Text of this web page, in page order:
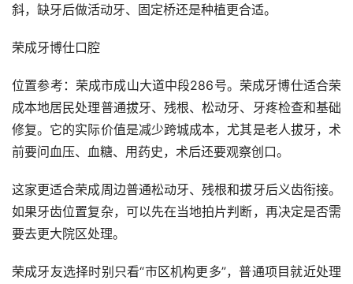
斜，缺牙后做活动牙、固定桥还是种植更合适。
荣成牙博仕口腔
位置参考：荣成市成山大道中段286号。荣成牙博仕适合荣
成本地居民处理普通拔牙、残根、松动牙、牙疼检查和基础
修复。它的实际价值是减少跨城成本，尤其是老人拔牙，术
前要问血压、血糖、用药史，术后还要观察创口。
这家更适合荣成周边普通松动牙、残根和拔牙后义齿衔接。
如果牙齿位置复杂，可以先在当地拍片判断，再决定是否需
要去更大院区处理。
荣成牙友选择时别只看“市区机构更多”，普通项目就近处理